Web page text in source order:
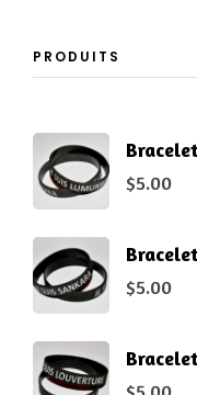
PRODUITS
$5.00
$5.00